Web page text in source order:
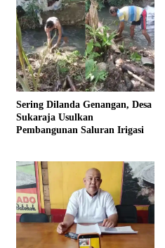
Sering Dilanda Genangan, Desa
Sukaraja Usulkan
Pembangunan Saluran Irigasi